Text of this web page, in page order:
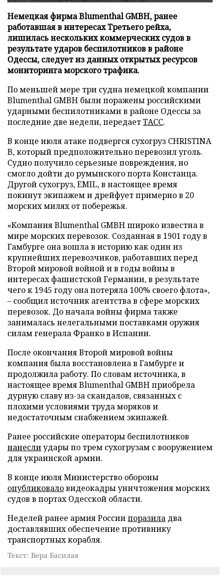
Немецкая фирма Blumenthal GMBH, ранее
работавшая в интересах Третьего рейха,
лишилась нескольких коммерческих судов в
результате ударов беспилотников в районе
Одессы, следует из данных открытых ресурсов
мониторинга морского трафика.
По меньшей мере три судна немецкой компании
Blumenthal GMBH были поражены российскими
ударными беспилотниками в районе Одессы за
последние две недели, передаетТАСС.
В конце июля атаке подвергся сухогруз CHRISTINA
B, который предположительно перевозил уголь.
Судно получило серьезные повреждения, но
смогло дойти до румынского порта Констанца.
Другой сухогруз, EMIL, в настоящее время
покинут экипажем и дрейфует примерно в 20
морских милях от побережья.
«Компания Blumenthal GMBH широко известна в
мире морских перевозок. Созданная в 1901 году в
Гамбурге она вошла в историю как один из
крупнейших перевозчиков, работавших перед
Второй мировой войной и в годы войны в
интересах фашистской Германии, в результате
чего к 1945 году она потеряла 100% своего флота»,
– сообщил источник агентства в сфере морских
перевозок. До начала войны фирма также
занималась нелегальными поставками оружия
силам генерала Франко в Испании.
После окончания Второй мировой войны
компания была восстановлена в Гамбурге и
продолжила работу. По словам источника, в
настоящее время Blumenthal GMBH приобрела
дурную славу из-за скандалов, связанных с
плохими условиями труда моряков и
недостаточным снабжением экипажей.
Ранее российские операторы беспилотников
нанеслиудары по трем сухогрузам с вооружением
для украинской армии.
В конце июля Министерство обороны
опубликоваловидеокадры уничтожения морских
судов в портах Одесской области.
Неделей ранее армия Россиипоразила два
доставлявших обеспечение противнику
транспортных корабля.
Текст: Вера Басилая